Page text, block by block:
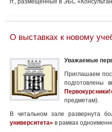
гг., размещенные в ЭБС
О выставках к новому
Уважаемые
Приглашаем
подготовлены
предметам).
В читальном зале развернута
университета» в рамках